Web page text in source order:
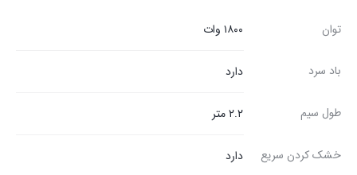
توان ۱۸۰۰ وات
باد سرد دارد
طول سیم ۲.۲ متر
خشک کردن سریع دارد